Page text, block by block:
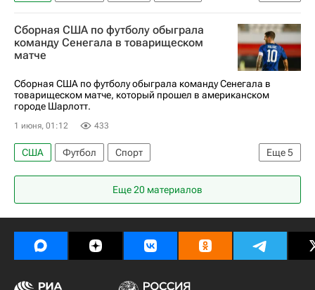
Кай Хаверц
Лерой Сане
Энтони Робинсон
ЧМ по футболу 2026
Германия
Сборная США по футболу обыграла
команду Сенегала в товарищеском
матче
Сборная США по футболу обыграла команду Сенегала в
товарищеском матче, который прошел в американском
городе Шарлотт.
1 июня, 01:12 433
Еще5
США Футбол
Спорт
Кристиан Пулишич
Сержиньо Дест
ЧМ по футболу 2026
Еще 20 материалов